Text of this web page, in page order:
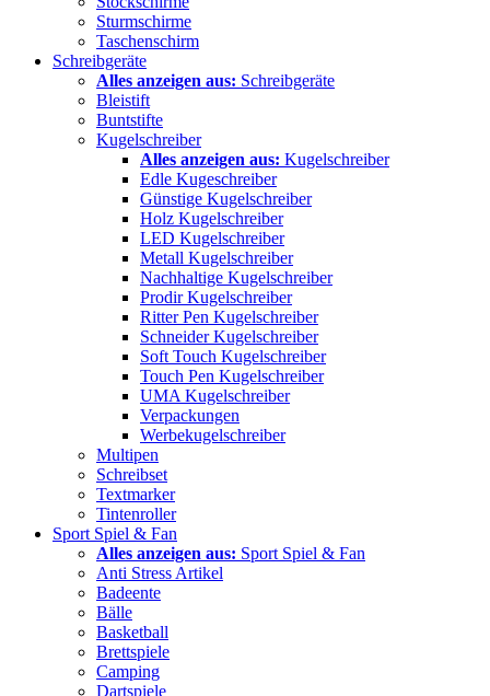
Sturmschirme
Taschenschirm
Schreibgeräte
Alles anzeigen aus: Schreibgeräte
Bleistift
Buntstifte
Kugelschreiber
Alles anzeigen aus: Kugelschreiber
Edle Kugeschreiber
Günstige Kugelschreiber
Holz Kugelschreiber
LED Kugelschreiber
Metall Kugelschreiber
Nachhaltige Kugelschreiber
Prodir Kugelschreiber
Ritter Pen Kugelschreiber
Schneider Kugelschreiber
Soft Touch Kugelschreiber
Touch Pen Kugelschreiber
UMA Kugelschreiber
Verpackungen
Werbekugelschreiber
Multipen
Schreibset
Textmarker
Tintenroller
Sport Spiel & Fan
Alles anzeigen aus: Sport Spiel & Fan
Anti Stress Artikel
Badeente
Bälle
Basketball
Brettspiele
Camping
Dartspiele